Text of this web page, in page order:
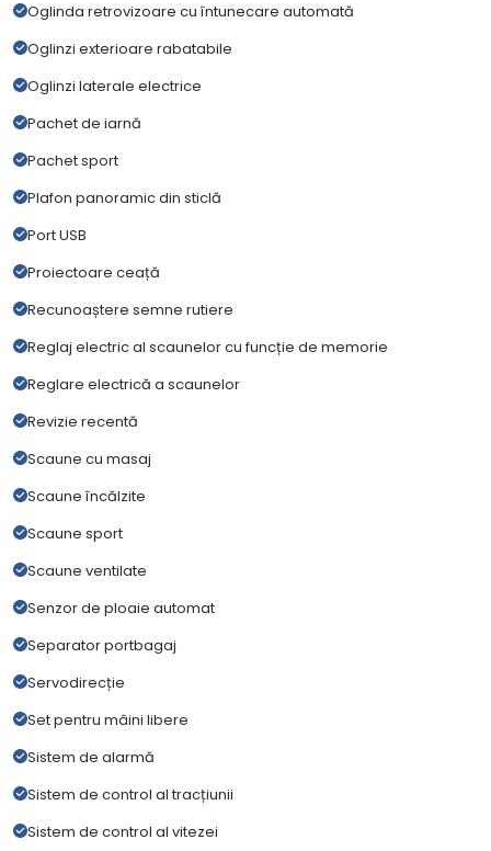
Oglinda retrovizoare cu întunecare automată
Oglinzi exterioare rabatabile
Oglinzi laterale electrice
Pachet de iarnă
Pachet sport
Plafon panoramic din sticlă
Port USB
Proiectoare ceață
Recunoaștere semne rutiere
Reglaj electric al scaunelor cu funcție de memorie
Reglare electrică a scaunelor
Revizie recentă
Scaune cu masaj
Scaune încălzite
Scaune sport
Scaune ventilate
Senzor de ploaie automat
Separator portbagaj
Servodirecție
Set pentru mâini libere
Sistem de alarmă
Sistem de control al tracțiunii
Sistem de control al vitezei